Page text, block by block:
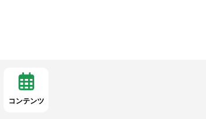
コンテンツ